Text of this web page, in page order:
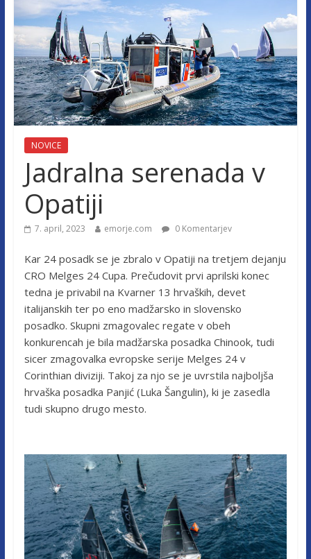
NOVICE
Jadralna serenada v
Opatiji
7. april, 2023 emorje.com 0 Komentarjev
Kar 24 posadk se je zbralo v Opatiji na tretjem dejanju
CRO Melges 24 Cupa. Prečudovit prvi aprilski konec
tedna je privabil na Kvarner 13 hrvaških, devet
italijanskih ter po eno madžarsko in slovensko
posadko. Skupni zmagovalec regate v obeh
konkurencah je bila madžarska posadka Chinook, tudi
sicer zmagovalka evropske serije Melges 24 v
Corinthian diviziji. Takoj za njo se je uvrstila najboljša
hrvaška posadka Panjić (Luka Šangulin), ki je zasedla
tudi skupno drugo mesto.